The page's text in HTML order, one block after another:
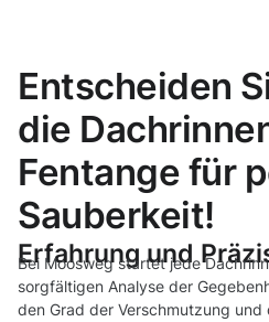
Entscheiden
die
Fentange für
Sauberkeit!
Erfahrung und
Bei Moosweg startet jede
sorgfältigen Analyse der
den Grad der Verschmutzung und